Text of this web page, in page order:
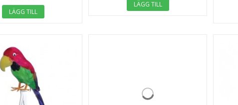
LÄGG TILL
LÄGG TILL